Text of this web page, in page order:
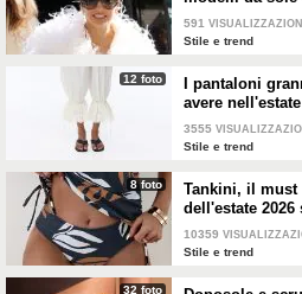
tendenza per
2026
591 VISUALIZZAZIONI
Stile e trend
12 foto
I pantaloni
avere
3555
Stile e trend
8 foto
Tankini, il must
dell'estate 2026
costumi con la
10359
Stile e trend
32 foto